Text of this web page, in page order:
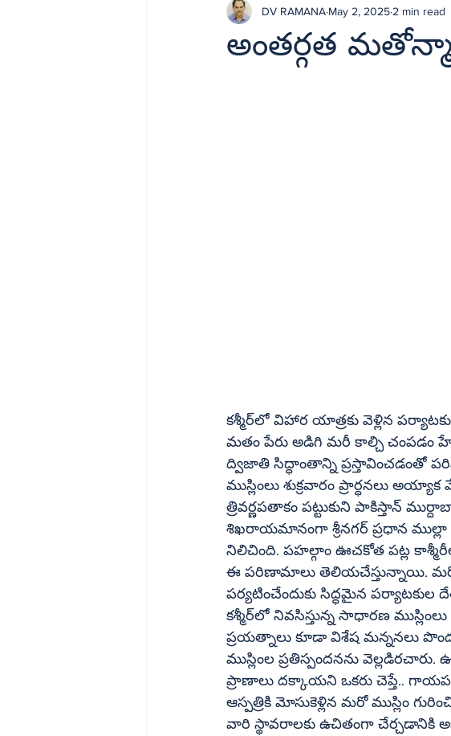
EDITORIAL
అంతర్గత
DV RAMANA May 2, 2025 2 min read
కశ్మీర్‌లో విహార యాత్రకు వెళ్లిన పర్యాటకులను పహల్గాం బైసారన్‌ లోయలో చుట్టుముట్టిన ఉగ్రమూకలు
మతం పేరు అడిగి మరీ కాల్చి చంపడం హేయం. దానికి
ద్విజాతి సిద్ధాంతాన్ని ప్రస్తావించడంతో
ముస్లింలు శుక్రవారం ప్రార్ధనలు
త్రివర్ణపతాకం పట్టుకుని పాకిస్తాన్‌ ముర్దాబాద్‌ అని దిక్కులు పిక్కటిల్లేలా నినాదాలు చేశారు. ఈ నిరసనలకు
శిఖరాయమానంగా శ్రీనగర్‌ ప్రధాన ముల్లా మిర్వాయిజ్‌ ఉమర్‌ ఫరూక్‌ నేతృత్వంలోని జామా మసీదు
నిలిచింది. పహల్గాం ఊచకోత పట్ల
ఈ పరిణామాలు తెలియచేస్తున్నాయి.
పర్యటించేందుకు సిద్ధమైన పర్యాటకుల
కశ్మీర్‌లో నివసిస్తున్న సాధారణ ముస్లింలు తమ ప్రాణాలు అడ్డుపెట్టి పర్యాటకులను కాపాడానికి చేసిన
ప్రయత్నాలు కూడా విశేష మన్ననలు
ముస్లింల ప్రతిస్పందనను వెల్లడిరచారు. ఉగ్రవాది నుంచి రైఫిల్‌
ప్రాణాలు దక్కాయని ఒకరు చెప్తే..
ఆస్పత్రికి మోసుకెళ్లిన మరో ముస్లిం
వారి స్థావరాలకు ఉచితంగా చేర్చడానికి